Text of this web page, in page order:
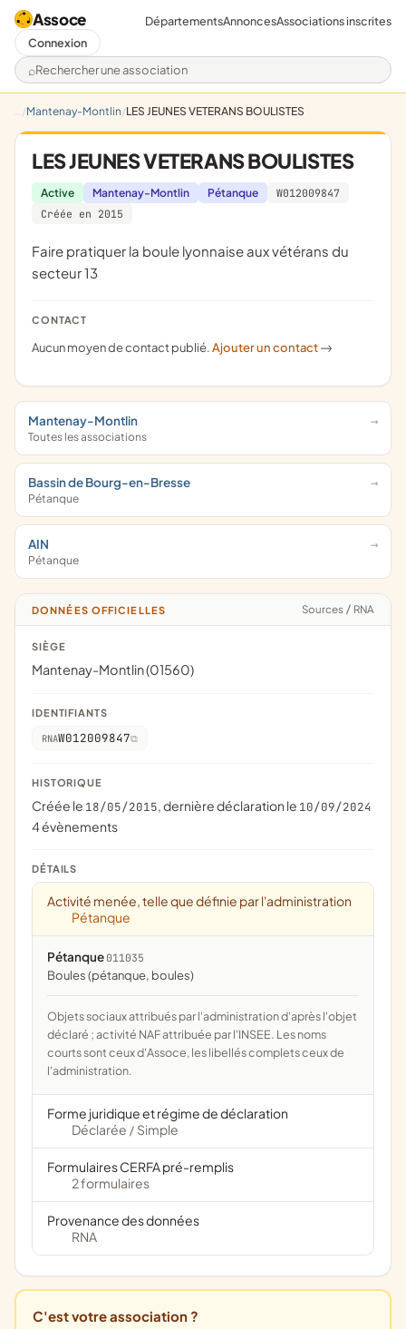
Assoce
Rechercher une association
DépartementsAnnoncesAssociations inscrites
Connexion
Mantenay-Montlin LES JEUNES VETERANS BOULISTES
LES JEUNES VETERANS BOULISTES
Active Mantenay-Montlin Pétanque
W012009847
Créée en 2015
faire pratiquer la boule lyonnaise aux vétérans du
secteur 13
CONTACT
Aucun moyen de contact publié.Ajouter un contact ->
Mantenay-Montlin
Toutes les associations
Bassin de Bourg-en-Bresse
Pétanque
AIN
Pétanque
DONNÉES OFFICIELLES Sources / RNA
SIÈGE
Mantenay-Montlin (01560)
IDENTIFIANTS
RNAW012009847
HISTORIQUE
Créée le 18/05/2015, dernière déclaration le 10/09/2024
4 évènements
DÉTAILS
Activité menée, telle que définie par l'administration
Pétanque
Pétanque 011035
Boules (pétanque, boules)
Objets sociaux attribués par l'administration d'après l'objet
déclaré ; activité NAF attribuée par l'INSEE. Les noms
courts sont ceux d'Assoce, les libellés complets ceux de
l'administration.
Forme juridique et régime de déclaration
Déclarée / Simple
Formulaires CERFA pré-remplis
2 formulaires
Provenance des données
RNA
C'est votre association ?